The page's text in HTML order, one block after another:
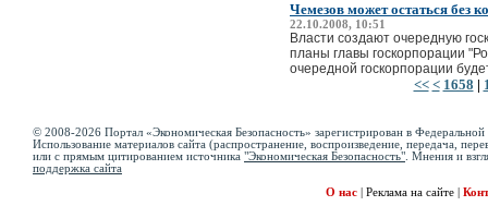
Чемезов может остаться без
22.10.2008, 10:51
Власти создают очередную
планы главы госкорпорации
очередной госкорпорации
<< < 1658 |
© 2008-2026 Портал «Экономическая Безопасность» зарегистрирован в
Использование материалов сайта (распространение, воспроизведение, передача,
или с прямым цитированием источника "Экономическая Безопасность" . Мнения и
поддержка сайта
О нас
Реклама на сайте